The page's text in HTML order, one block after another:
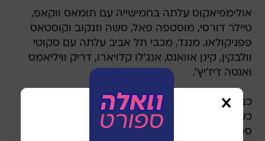
אולימפיאקוס עלתה בחמישייה עם תומאס ווקאפ,
טיילר דורסי, מוסטפה פאל, סשה וזנקוב וקוסטאס
פפניקולאו. מנגד, מכבי תל אביב עלתה עם סקוטי
וולבקין, קינן אוואנס, אנג'לו קלויארו, דריק וויליאמס
ואנטה ז'יז'יץ'.
כשווזנקוב קלע חמש נקודות מתוכן ואילץ את
ספרופולוס להזעיק פסק זמן. וויליאמס קלע נקודות